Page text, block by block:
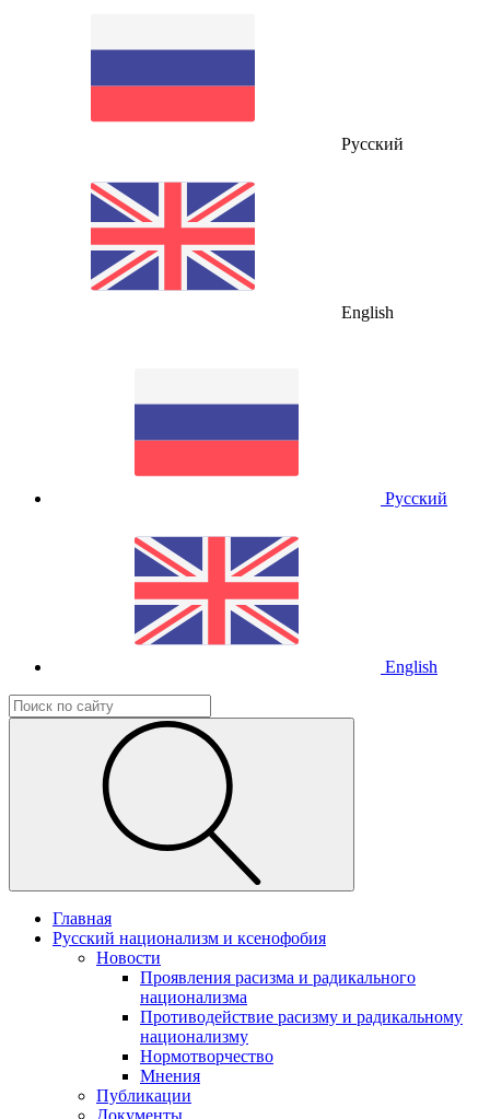
Русский
English
Русский
English
Главная
Русский национализм и ксенофобия
Новости
Проявления расизма и радикального
национализма
Противодействие расизму и радикальному
национализму
Нормотворчество
Мнения
Публикации
Документы